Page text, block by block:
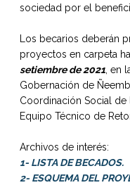
sociedad por el
Los becarios deberán
proyectos en carpeta
setiembre de 2021, en
Gobernación de
Coordinación Social de
Equipo Técnico de
Archivos de interés:
1- LISTA DE BECADOS.
2- ESQUEMA DEL